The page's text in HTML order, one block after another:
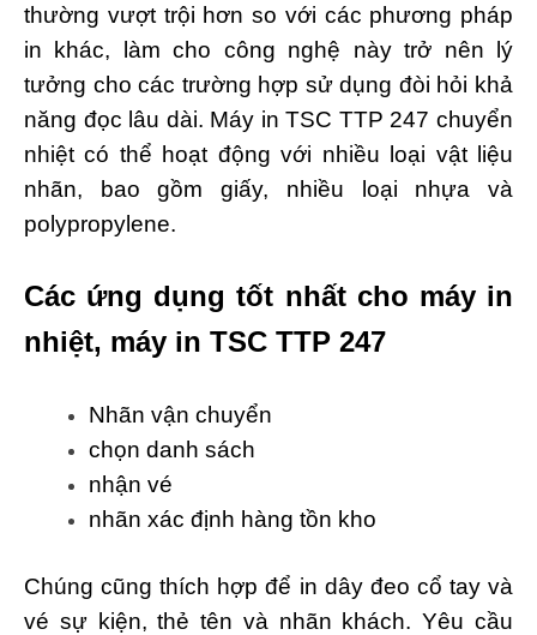
thường vượt trội hơn so với các phương pháp
in khác, làm cho công nghệ này trở nên lý
tưởng cho các trường hợp sử dụng đòi hỏi khả
năng đọc lâu dài. Máy in TSC TTP 247 chuyển
nhiệt có thể hoạt động với nhiều loại vật liệu
nhãn, bao gồm giấy, nhiều loại nhựa và
polypropylene.
Các ứng dụng tốt nhất cho máy in
nhiệt, máy in TSC TTP 247
Nhãn vận chuyển
chọn danh sách
nhận vé
nhãn xác định hàng tồn kho
Chúng cũng thích hợp để in dây đeo cổ tay và
vé sự kiện, thẻ tên và nhãn khách. Yêu cầu